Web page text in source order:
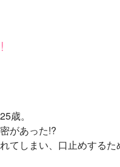
歳。
があった!?
てしまい、口止めする